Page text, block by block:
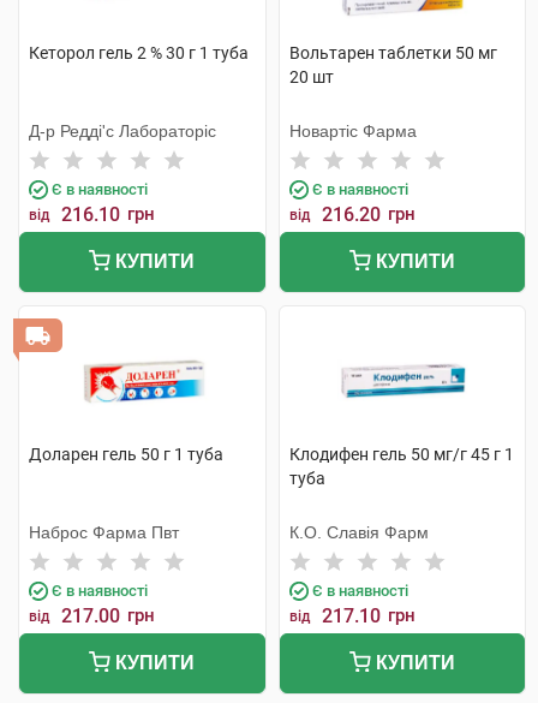
Кеторол гель 2 % 30 г 1 туба
Д-р Редді'с Лабораторіс
Є в наявності
від 216.10 грн
КУПИТИ
Вольтарен таблетки 50 мг
20 шт
Новартіс Фарма
Є в наявності
від 216.20 грн
КУПИТИ
Доларен гель 50 г 1 туба
Наброс Фарма Пвт
Є в наявності
від 217.00 грн
КУПИТИ
Клодифен гель 50 мг/г 45 г 1
туба
К.О. Славія Фарм
Є в наявності
від 217.10 грн
КУПИТИ